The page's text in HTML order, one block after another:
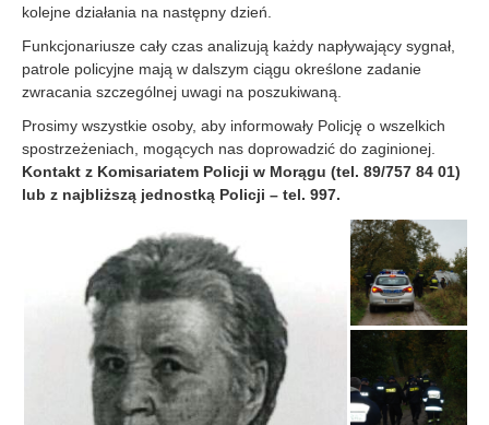
kolejne działania na następny dzień.
Funkcjonariusze cały czas analizują każdy napływający sygnał,
patrole policyjne mają w dalszym ciągu określone zadanie
zwracania szczególnej uwagi na poszukiwaną.
Prosimy wszystkie osoby, aby informowały Policję o wszelkich
spostrzeżeniach, mogących nas doprowadzić do zaginionej.
Kontakt z Komisariatem Policji w Morągu (tel. 89/757 84 01)
lub z najbliższą jednostką Policji – tel. 997.